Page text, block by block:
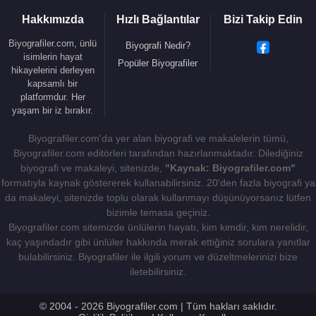
2007 -
Silk
(Hélène Joncour) (Sinema Filmi)
Filmi)
2007 -Pirates of the Caribbean At Worlds End
/Karayip Korsanları: Dünyanın Sonu (Elizabeth
Swann) (Sinema Filmi)
2006 -Pirates of the Caribbean Dead Man s
Chest/ Karayip Korsanları: Ölü Adamın Sandığı
(Elizabeth Swann) (Sinema Filmi)
2005 -The Jacket/ Çıldırış (Jackie Price) (Sinema
Filmi)
2005 - Domino (Domino Harvey) (Sinema Filmi)
2005 -Pride & Prejudice/Aşk ve Gurur (Elizabeth
Bennet) (Sinema Filmi)
(Guinevere) (Sinema Filmi)
CURSE OF THE BLACK PEARL/Karayip
Hakkımızda
Biyografiler.com, ünlü
isimlerin hayat
hikayelerini derleyen
kapsamlı bir
platformdur. Her
yaşam bir iz bırakır.
Hızlı Bağlantılar
Biyografi Nedir?
Popüler Biyografiler
Bizi Takip Edin
Biyografiler.com'da yer alan biyografi ve makalelerin tümü,
Biyografiler.com editörleri tarafından hazırlanmaktadır. Dilediğiniz
biyografi ve makaleyi, sitenizde, "Kaynak: Biyografiler.com"
formatıyla kaynak göstererek kullanabilirsiniz. 20'den fazla biyografi ya
da makaleyi, sitenizde toplu olarak kullanmayı düşünüyorsanız lütfen
bizimle temasa geçiniz.
Biyografiler.com sitemizde ünlülerin hayatı, kim kimdir, kim nerelidir,
kaç yaşındadır gibi ünlüler hakkında merak ettiğiniz sorulara yanıtlar
bulabilirsiniz. Biyografiler ile ilgili yorum ve düzeltmelerinizi bize
iletebilirsiniz.
© 2004 - 2026 Biyografiler.com | Tüm hakları saklıdır.